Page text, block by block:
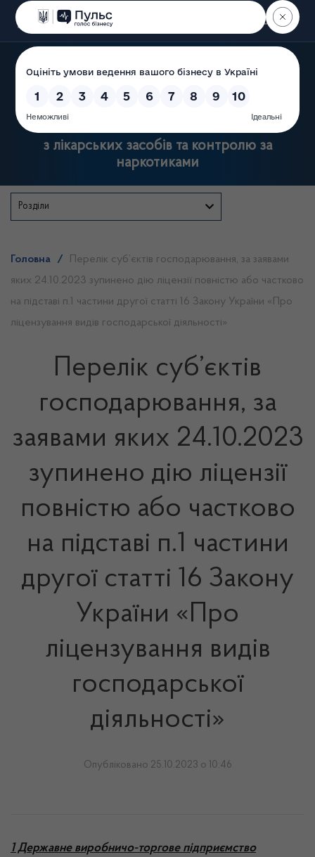
Пошук
Державна служба України
з лікарських засобів та контролю за
наркотиками
Розділи
Головна /
Перелік суб’єктів господарювання, за заявами
яких 24.10.2023 зупинено дію ліцензії повністю або частково
на підставі п.1 частини другої статті 16 Закону України «Про
ліцензування видів господарської діяльності»
Перелік суб’єктів
господарювання, за
заявами яких 24.10.2023
зупинено дію ліцензії
повністю або частково
на підставі п.1 частини
другої статті 16 Закону
України «Про
ліцензування видів
господарської
діяльності»
Опубліковано 25.10.2023 о 10:46
1 Державне виробничо-торгове підприємство